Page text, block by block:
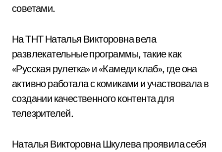
советами.
На ТНТ Наталья Викторовна вела
развлекательные программы, такие как
«Русская рулетка» и «Камеди клаб», где она
активно работала с комиками и участвовала в
создании качественного контента для
телезрителей.
Наталья Викторовна Шкулева проявила себя